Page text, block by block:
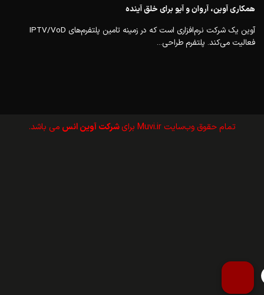
همکاری آوین، آروان و آیو برای خلق آینده
آوین یک شرکت نرم‌افزاری است که در زمینه تامین پلتفرم‌های IPTV/VoD
فعالیت می‌کند. پلتفرم طراحی...
تمام حقوق وب‌سايت Muvi.ir برای شرکت آوین انس می باشد.